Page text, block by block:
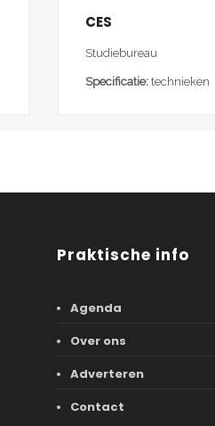
CES
Studiebureau
Specificatie: technieken
Praktische info
Agenda
Over ons
Adverteren
Contact